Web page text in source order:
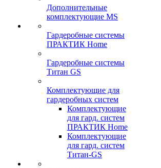
Дополнительные
комплектующие MS
Гардеробные системы
ПРАКТИК Home
Гардеробные системы
Титан GS
Комплектующие для
гардеробных систем
Комплектующие
для гард. систем
ПРАКТИК Home
Комплектующие
для гард. систем
Титан-GS